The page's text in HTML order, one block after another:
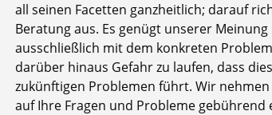
all seinen Facetten ganzheitlich; darauf
Beratung aus. Es genügt unserer
ausschließlich mit dem konkreten
darüber hinaus Gefahr zu laufen, dass
zukünftigen Problemen führt. Wir
auf Ihre Fragen und Probleme gebührend